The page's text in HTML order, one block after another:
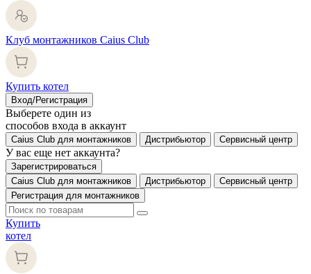
Клуб монтажников Caius Club
Купить котел
Вход/Регистрация
Выберете один из
способов входа в аккаунт
Caius Club для монтажников Дистрибьютор Сервисный центр
У вас еще нет аккаунта?
Зарегистрироваться
Caius Club для монтажников
Дистрибьютор
Сервисный центр
Регистрация для монтажников
Купить
котел